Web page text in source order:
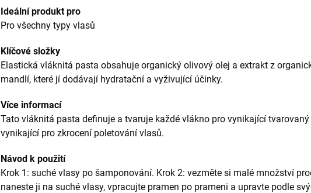
Ideální produkt pro
Pro všechny typy vlasů
Klíčové složky
Elastická vláknitá pasta obsahuje organický olivový olej a extrakt z
mandlí, které jí dodávají hydratační a vyživující účinky.
Více informací
Tato vláknitá pasta definuje a tvaruje každé vlákno pro vynikající
vynikající pro zkrocení poletování vlasů.
Návod k použití
Krok 1: suché vlasy po šamponování. Krok 2: vezměte si malé množství
naneste ji na suché vlasy, vpracujte pramen po prameni a upravte podle